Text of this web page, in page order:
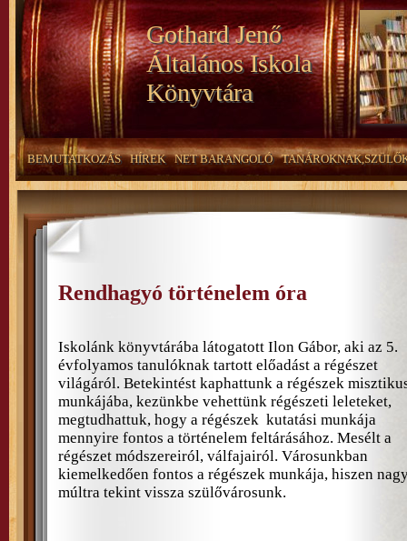
Gothard Jenő
Általános Iskola
Könyvtára
BEMUTATKOZÁS HÍREK NET BARANGOLÓ
Rendhagyó történelem óra
Iskolánk könyvtárába látogatott Ilon Gábor, aki az 5.
évfolyamos tanulóknak tartott előadást a régészet
világáról. Betekintést kaphattunk a régészek
munkájába, kezünkbe vehettünk régészeti leleteket,
megtudhattuk, hogy a régészek kutatási munkája
mennyire fontos a történelem feltárásához. Mesélt a
régészet módszereiról, válfajairól. Városunkban
kiemelkedően fontos a régészek munkája, hiszen
múltra tekint vissza szülővárosunk.